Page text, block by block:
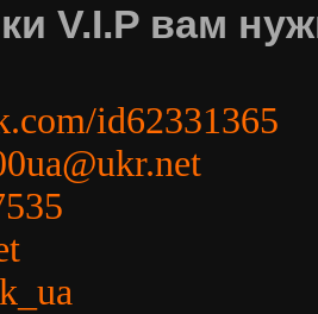
V.I.P вам
id62331365